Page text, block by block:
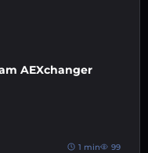
AEXchanger
1 min 99